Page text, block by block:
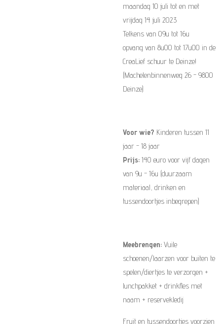
maandag 10 juli tot en met
vrijdag 14 juli 2023
Telkens van 09u tot 16u
opvang van 8u00 tot 17u00 in de
CreaLief schuur te Deinze!
(Machelenbinnenweg 26 - 9800
Deinze)
Voor wie? Kinderen tussen 11
jaar - 18 jaar
Prijs: 140 euro voor vijf dagen
van 9u - 16u (duurzaam
materiaal, drinken en
tussendoortjes inbegrepen)
Meebrengen: Vuile
schoenen/laarzen voor buiten te
spelen/diertjes te verzorgen +
lunchpakket + drinkfles met
naam + reservekledij
Fruit en tussendoortjes voorzien